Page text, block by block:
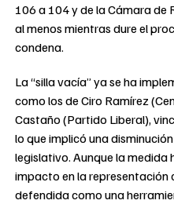
106 a 104 y de la Cámara de
al menos mientras dure el
condena.
La “silla vacía” ya se ha
como los de Ciro Ramírez
Castaño (Partido Liberal),
lo que implicó una
legislativo. Aunque la
impacto en la representación
defendida como una